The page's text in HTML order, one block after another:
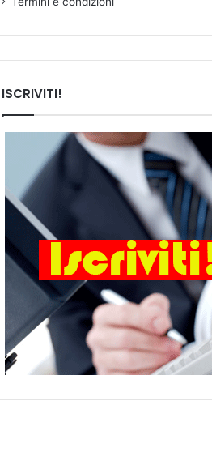
ISCRIVITI!